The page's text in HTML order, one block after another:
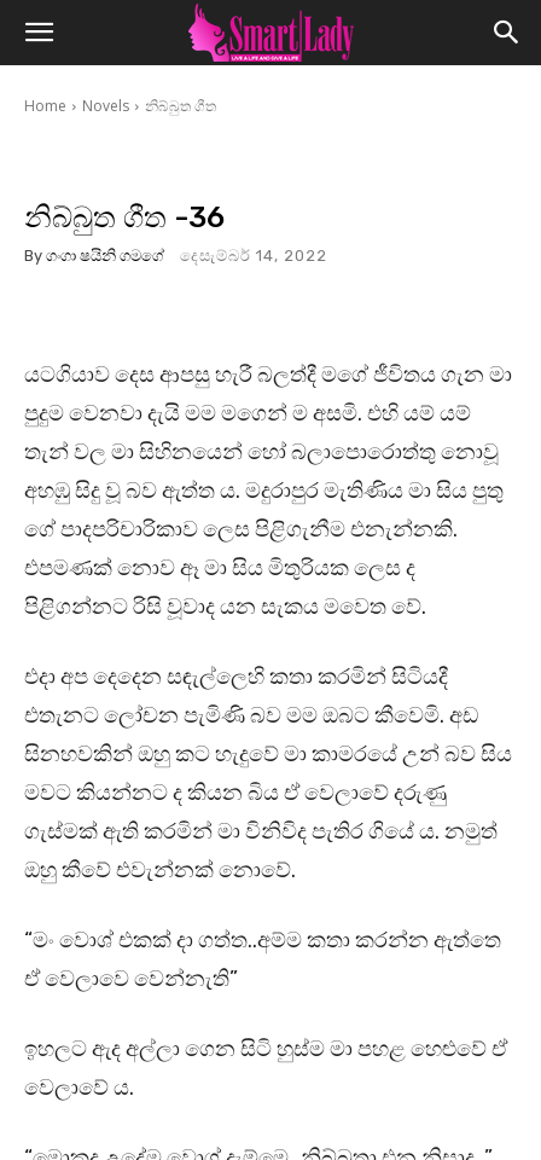
Home Novels නිබ්බුත ගීත
නිබ්බුත ගීත -36
By ගංගා ෂයිනි ගමගේ දෙසැම්බර් 14, 2022
යටගියාව දෙස ආපසු හැරී බලත්දී මගේ ජීවිතය ගැන මා
පුදුම වෙනවා දැයි මම මගෙන් ම අසමි. එහි යම් යම්
තැන් වල මා සිහිනයෙන් හෝ බලාපොරොත්තු නොවූ
අහඹු සිදු වූ බව ඇත්ත ය. මදුරාපුර මැතිණිය මා සිය පුතු
ගේ පාදපරිචාරිකාව ලෙස පිළිගැනීම එනැන්නකි.
එපමණක් නොව ඈ මා සිය මිතුරියක ලෙස ද
පිළිගන්නට රිසි වූවාද යන සැකය මවෙත වේ.
එදා අප දෙදෙන සඳැල්ලෙහි කතා කරමින් සිටියදී
එතැනට ලෝචන පැමිණි බව මම ඔබට කීවෙමි. අඩ
සිනහවකින් ඔහු කට හැදුවේ මා කාමරයේ උන් බව සිය
මවට කියන්නට ද කියන බිය ඒ වෙලාවේ දරුණු
ගැස්මක් ඇති කරමින් මා විනිවිද පැතිර ගියේ ය. නමුත්
ඔහු කීවේ එවැන්නක් නොවේ.
“මං වොශ් එකක් දා ගත්ත..අම්ම කතා කරන්න ඇත්තෙ
ඒ වෙලාවෙ වෙන්නැති”
ඉහලට ඇද අල්ලා ගෙන සිටි හුස්ම මා පහළ හෙළුවේ ඒ
වෙලාවේ ය.